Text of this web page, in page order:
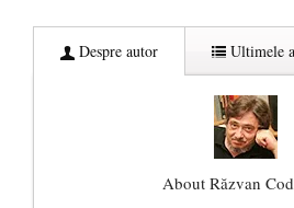
Despre autor Ultimele
About Răzvan